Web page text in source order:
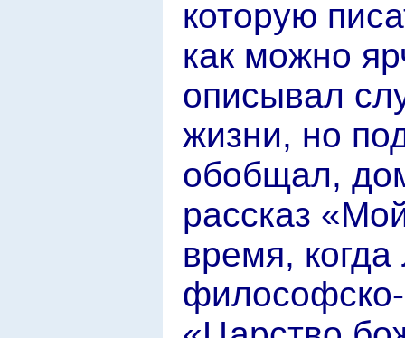
которую
как можно
описывал
жизни, но
обобщал,
рассказ
время,
философско-